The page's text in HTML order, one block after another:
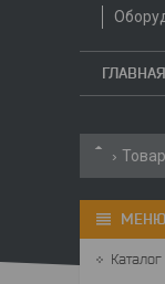
ГЛАВНАЯ
Каталог